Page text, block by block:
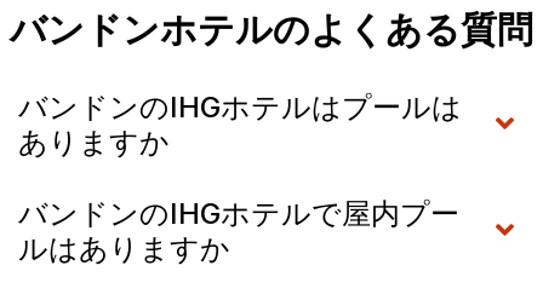
バンドンホテルのよくある質問
バンドンのIHGホテルはプールは
ありますか
バンドンのIHGホテルで屋内プー
ルはありますか